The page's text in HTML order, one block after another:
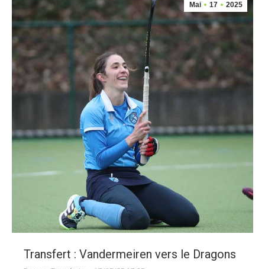
Mai 17 2025
Transfert : Vandermeiren vers le Dragons